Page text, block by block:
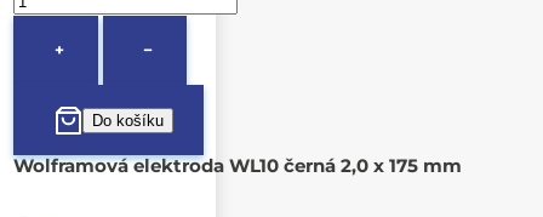
+ −
Wolframová elektroda WL10 černá 2,0 x 175 mm